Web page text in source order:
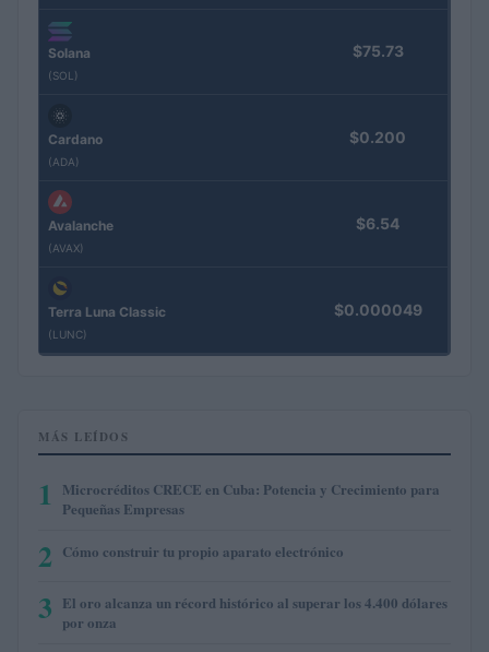
Solana
(SOL)
$75.73
Cardano
(ADA)
$0.200
Avalanche
(AVAX)
$6.54
Terra Luna Classic
(LUNC)
$0.000049
MÁS LEÍDOS
1
Microcréditos CRECE en Cuba: Potencia y Crecimiento para
Pequeñas Empresas
2 Cómo construir tu propio aparato electrónico
3 El oro alcanza un récord histórico al superar los 4.400 dólares
por onza